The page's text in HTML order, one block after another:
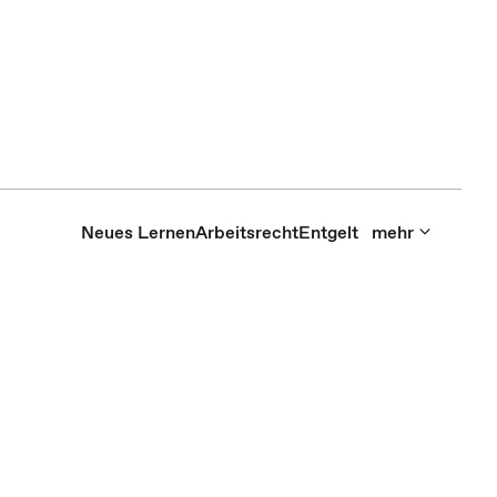
Neues LernenArbeitsrechtEntgelt mehr